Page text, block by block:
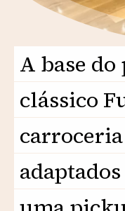
A base
clássico
A base
clássico